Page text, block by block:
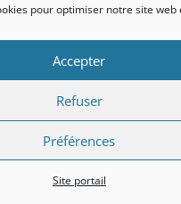
pour optimiser notre site
Accepter
Refuser
Préférences
Site portail
Elegant Themes
parWordPress